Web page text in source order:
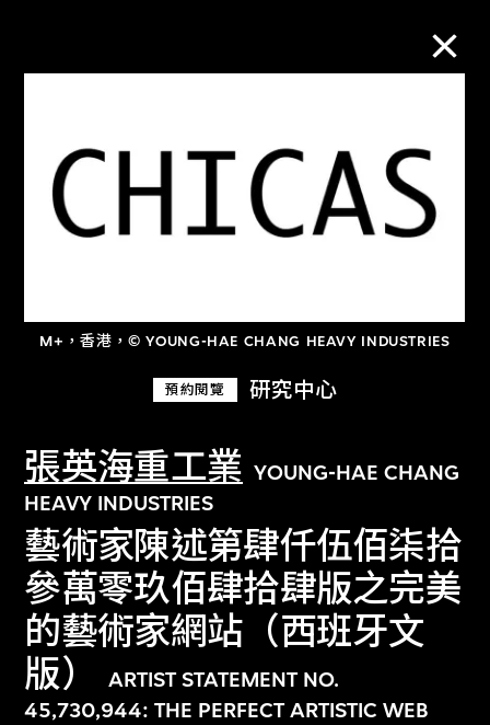
M+，香港，© YOUNG-HAE CHANG HEAVY INDUSTRIES
預約閱覽 研究中心
張英海重工業 YOUNG-HAE CHANG
HEAVY INDUSTRIES
藝術家陳述第肆仟伍佰柒拾
參萬零玖佰肆拾肆版之完美
的藝術家網站（西班牙文
版）
ARTIST STATEMENT NO.
45,730,944: THE PERFECT ARTISTIC WEB
進一步篩選 搜索
關於M+藏品
探索世界頂級的二十及二十一世紀視覺
文化藏品。